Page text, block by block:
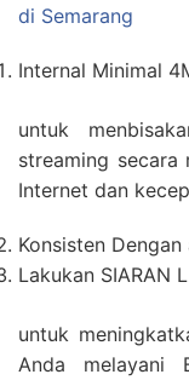
di Semarang
Internal Minimal
untuk
streaming secara
Internet dan
Konsisten
Lakukan SIARAN
untuk
Anda melayani